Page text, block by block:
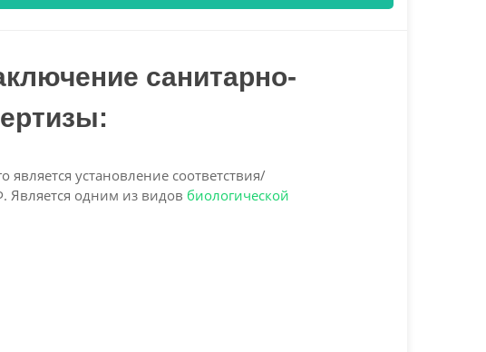
санитарно-
установление соответствия/
Является одним из видов биологической